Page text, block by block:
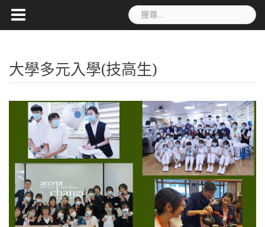
搜
尋
字:
大學多元入學(技高生)